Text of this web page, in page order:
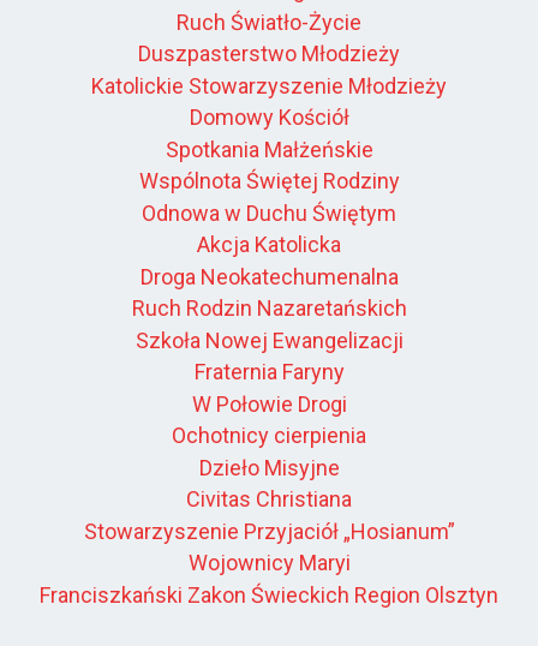
Ruch Światło-Życie
Duszpasterstwo Młodzieży
Katolickie Stowarzyszenie Młodzieży
Domowy Kościół
Spotkania Małżeńskie
Wspólnota Świętej Rodziny
Odnowa w Duchu Świętym
Akcja Katolicka
Droga Neokatechumenalna
Ruch Rodzin Nazaretańskich
Szkoła Nowej Ewangelizacji
Fraternia Faryny
W Połowie Drogi
Ochotnicy cierpienia
Dzieło Misyjne
Civitas Christiana
Stowarzyszenie Przyjaciół „Hosianum”
Wojownicy Maryi
Franciszkański Zakon Świeckich Region Olsztyn